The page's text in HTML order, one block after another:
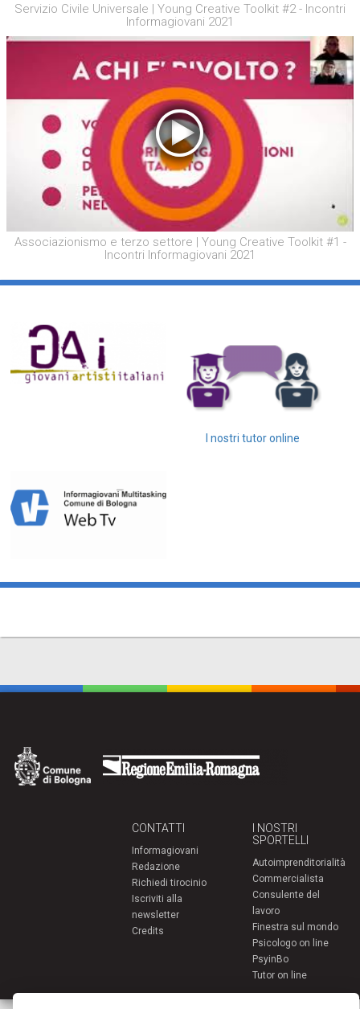
Servizio Civile Universale | Young Creative Toolkit #2 - Incontri
Informagiovani 2021
Associazionismo e terzo settore | Young Creative Toolkit #1 -
Incontri Informagiovani 2021
I nostri tutor online
CONTATTI
Informagiovani
Redazione
Richiedi tirocinio
Iscriviti alla
newsletter
Credits
I NOSTRI
SPORTELLI
Autoimprenditorialità
Commercialista
Consulente del
lavoro
Finestra sul mondo
Psicologo on line
PsyinBo
Tutor on line